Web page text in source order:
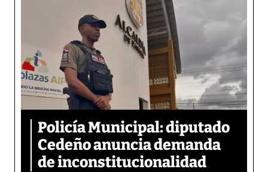
Policía Municipal: diputado
Cedeño anuncia demanda
de inconstitucionalidad